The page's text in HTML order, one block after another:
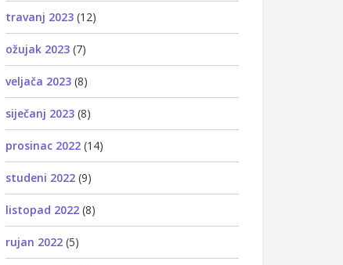
travanj 2023 (12)
ožujak 2023 (7)
veljača 2023 (8)
siječanj 2023 (8)
prosinac 2022 (14)
studeni 2022 (9)
listopad 2022 (8)
rujan 2022 (5)